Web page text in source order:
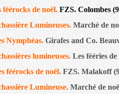
féérocks de noël. FZS. Colombes
Lumineuses. Marché de
Nymphéas. Girafes and Co.
lumineuses. Les fééries
féérocks de noël. FZS. Malakoff
Lumineuse. Marché de